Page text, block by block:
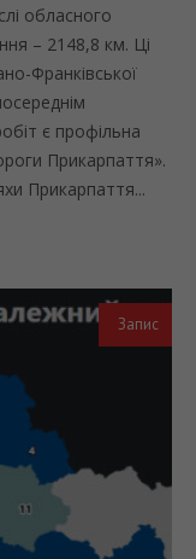
обласного
– 2148,8 км. Ці
Франківської
є профільна
Прикарпаття».
Прикарпаття...
Запис